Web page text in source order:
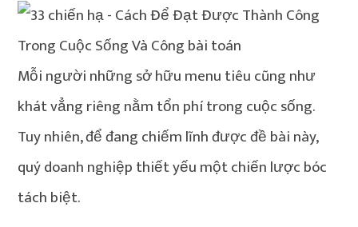
Mỗi người những sở hữu menu tiêu cũng như
khát vẳng riêng nằm tổn phí trong cuộc sống.
Tuy nhiên, để đang chiếm lĩnh được đề bài này,
quý doanh nghiệp thiết yếu một chiến lược bóc
tách biệt.